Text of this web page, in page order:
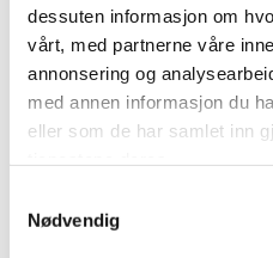
dessuten informasjon om
vårt, med partnerne våre
annonsering og
med annen informasjon du
eller som de har samlet inn
Nødvendig
Parmaskinke og mozarella
Italiensk salami med brie
Stekt kylling med potet salat
Lammefilet med avocado
Varmrøyket andebryst
Om ønskelig kan det lages